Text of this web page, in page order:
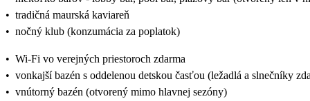
• tradičná maurská kaviareň
• nočný klub (konzumácia za poplatok)
• Wi-Fi vo verejných priestoroch zdarma
• vonkajší bazén s oddelenou detskou časťou (ležadlá a slnečníky
• vnútorný bazén (otvorený mimo hlavnej sezóny)